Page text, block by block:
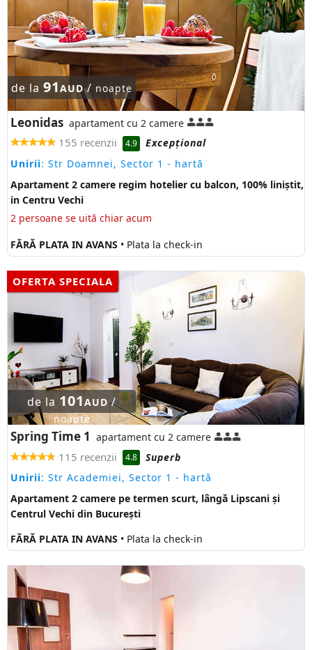
de la 91AUD/ noapte
Leonidas apartament cu 2 camere
155 recenzii 4.9
Excepţional
Unirii: Str Doamnei, Sector 1 - hartă
Apartament 2 camere regim hotelier cu balcon, 100% liniștit,
in Centru Vechi
2 persoane se uită chiar acum
FĂRĂ PLATA IN AVANS • Plata la check-in
OFERTA SPECIALA
de la 101AUD/
noapte
Spring Time 1 apartament cu 2 camere
115 recenzii 4.8
Superb
Unirii: Str Academiei, Sector 1 - hartă
Apartament 2 camere pe termen scurt, lângă Lipscani și
Centrul Vechi din București
FĂRĂ PLATA IN AVANS • Plata la check-in